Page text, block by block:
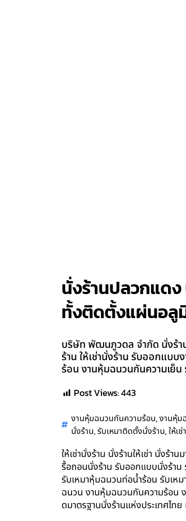
นั่งร้านปลวกแดง
ทั้งติดตั้งแผ่นอลู
บริษัท พัฒนภูวดล จำกัด นั่งร้า
ร้าน ให้เช่านั่งร้าน รับออกแ
ร้อน งานหุ้มฉนวนกันความเย็
Post Views:443
งานหุ้มฉนวนกันความร้อน,งานหุ้ม
นั่งร้าน,รับเหมาติดตั้งนั่งร้าน,ให้เ
ให้เช่านั่งร้าน นั่งร้านให้เช่า นั่งร้
รื้อถอนนั่งร้าน รับออกแบบนั่งร้า
รับเหมาหุ้มฉนวนท่อน้ำร้อน รับเห
ฉนวน งานหุ้มฉนวนกันความร้อน
ดมาตรฐานนั่งร้านแห่งประเทศไ